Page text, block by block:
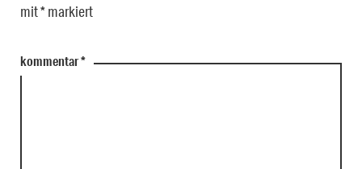
mit*markiert
kommentar*